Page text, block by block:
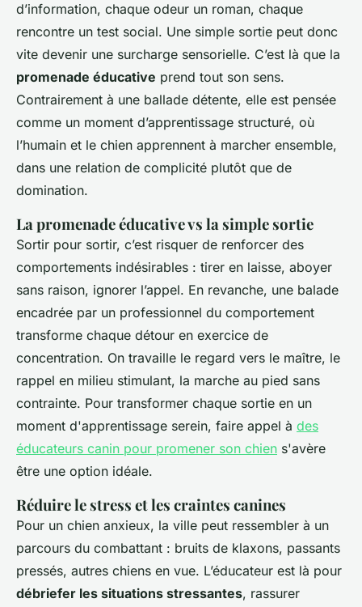
d’information, chaque odeur un roman, chaque
rencontre un test social. Une simple sortie peut donc
vite devenir une surcharge sensorielle. C’est là que la
promenade éducative prend tout son sens.
Contrairement à une ballade détente, elle est pensée
comme un moment d’apprentissage structuré, où
l’humain et le chien apprennent à marcher ensemble,
dans une relation de complicité plutôt que de
domination.
La promenade éducative vs la simple sortie
Sortir pour sortir, c’est risquer de renforcer des
comportements indésirables : tirer en laisse, aboyer
sans raison, ignorer l’appel. En revanche, une balade
encadrée par un professionnel du comportement
transforme chaque détour en exercice de
concentration. On travaille le regard vers le maître, le
rappel en milieu stimulant, la marche au pied sans
contrainte. Pour transformer chaque sortie en un
moment d'apprentissage serein, faire appel à des
éducateurs canin pour promener son chien s'avère
être une option idéale.
Réduire le stress et les craintes canines
Pour un chien anxieux, la ville peut ressembler à un
parcours du combattant : bruits de klaxons, passants
pressés, autres chiens en vue. L’éducateur est là pour
débriefer les situations stressantes, rassurer